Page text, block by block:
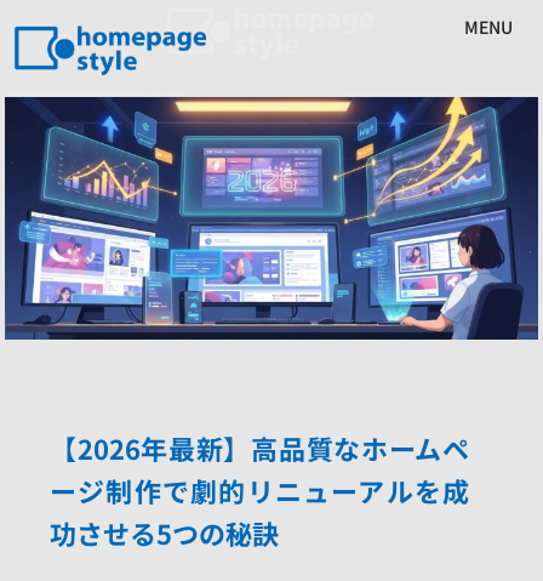
MENU
【2026年最新】高品質なホームペ
ージ制作で劇的リニューアルを成
功させる5つの秘訣